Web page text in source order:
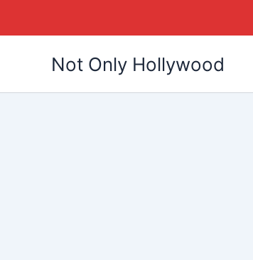
Not Only Hollywood